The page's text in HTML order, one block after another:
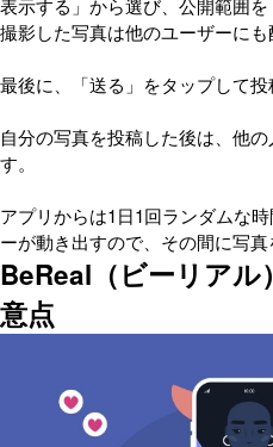
表示する」から選び、公開範囲を
撮影した写真は他のユーザーにも
最後に、「送る」をタップして投
自分の写真を投稿した後は、他
す。
アプリからは1日1回ランダムな
ーが動き出すので、その間に写真
BeReal（ビーリア
意点